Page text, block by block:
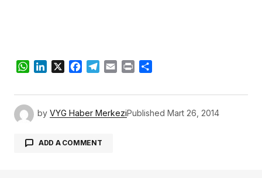
WhatsApp
LinkedIn
X Facebook
Telegram
Email Print
by VYG Haber MerkeziPublished Mart 26, 2014
ADD A COMMENT